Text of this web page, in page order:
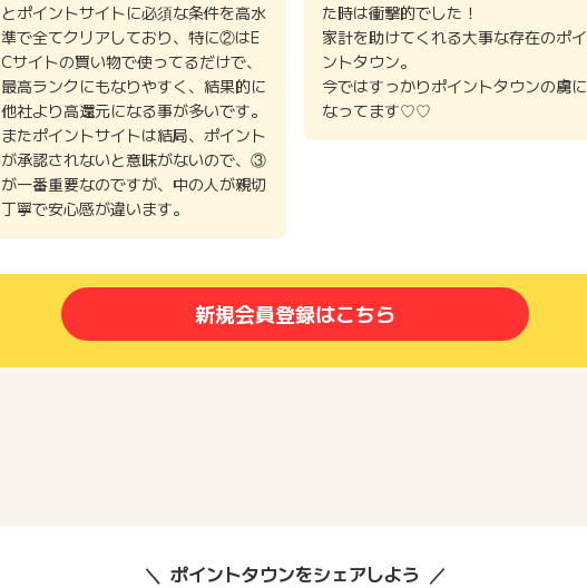
とポイントサイトに必須な条件を高水
準で全てクリアしており、特に②はE
Cサイトの買い物で使ってるだけで、
最高ランクにもなりやすく、結果的に
他社より高還元になる事が多いです。
またポイントサイトは結局、ポイント
が承認されないと意味がないので、③
が一番重要なのですが、中の人が親切
丁寧で安心感が違います。
た時は衝撃的でした！
家計を助けてくれる大事な存在のポイ
ントタウン。
今ではすっかりポイントタウンの虜に
なってます♡♡
新規会員登録はこちら
ポイントタウンをシェアしよう